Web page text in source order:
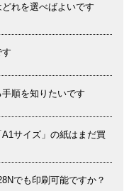
れを選べばよいです
順を知りたいです
サイズ」の紙はまだ買
でも印刷可能ですか？